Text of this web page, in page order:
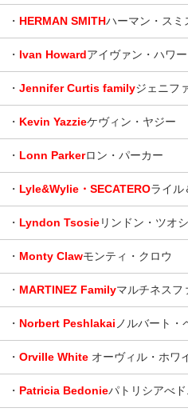
・ HERMAN SMITHハーマン・スミ
・ Ivan Howardアイヴァン・ハワー
・ Jennifer Curtis familyジェニフ
・ Kevin Yazzieケヴィン・ヤジー
・ Lonn Parkerロン・パーカー
・ Lyle&Wylie・SECATEROライル
・ Lyndon Tsosieリンドン・ツオ
・ Monty Clawモンティ・クロウ
・ MARTINEZ Familyマルチネスフ
・ Norbert Peshlakai ノルバート・
・ Orville White オーヴィル・ホワ
・ Patricia Bedonieパトリシアべ